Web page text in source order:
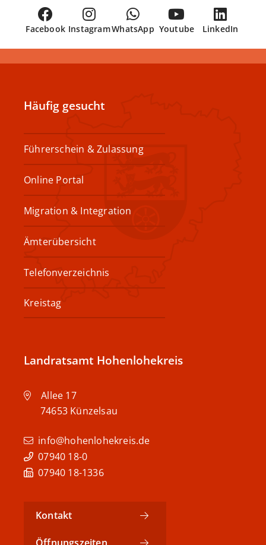
Facebook InstagramWhatsApp Youtube LinkedIn
Häufig gesucht
Führerschein & Zulassung
Online Portal
Migration & Integration
Ämterübersicht
Telefonverzeichnis
Kreistag
Landratsamt Hohenlohekreis
Allee 17
74653 Künzelsau
info@hohenlohekreis.de
07940 18-0
07940 18-1336
Kontakt